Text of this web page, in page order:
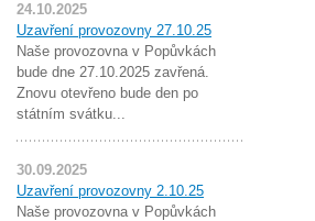
24.10.2025
Uzavření provozovny 27.10.25
Naše provozovna v Popůvkách
bude dne 27.10.2025 zavřená.
Znovu otevřeno bude den po
státním svátku...
30.09.2025
Uzavření provozovny 2.10.25
Naše provozovna v Popůvkách